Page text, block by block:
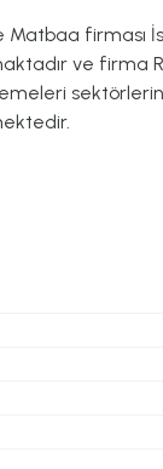
Matbaa firması
ve firma